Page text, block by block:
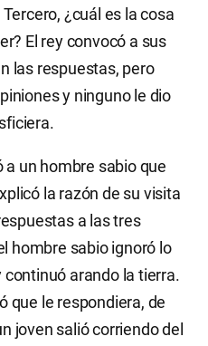
¿cuál es la cosa
El rey convocó a sus
las respuestas, pero
y ninguno le dio
a un hombre sabio que
la razón de su visita
a las tres
hombre sabio ignoró lo
continuó arando la tierra.
que le respondiera, de
joven salió corriendo del